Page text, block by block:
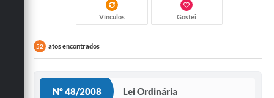
Vínculos Gostei
52 atos encontrados
Nº 48/2008 Lei Ordinária